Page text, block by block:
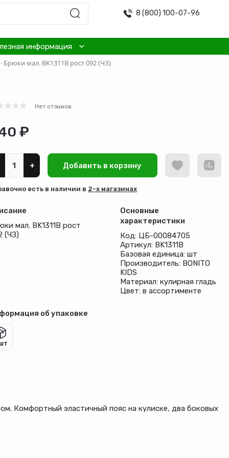
8 (800) 100-07-96
информация
· Брюки мал. BK1311B рост 092 (ЧЗ)
Нет отзывов
₽
+ Добавить в корзину
есть в наличии в 2-х магазинах
мал. BK1311B рост
(ЧЗ)
Основные
характеристики
Код: ЦБ-00084705
Артикул: BK1311B
Базовая единица: шт
Производитель: BONITO
KIDS
Материал: кулирная гладь
Цвет: в ассортименте
об упаковке
Комфортный эластичный пояс на кулиске, два боковых